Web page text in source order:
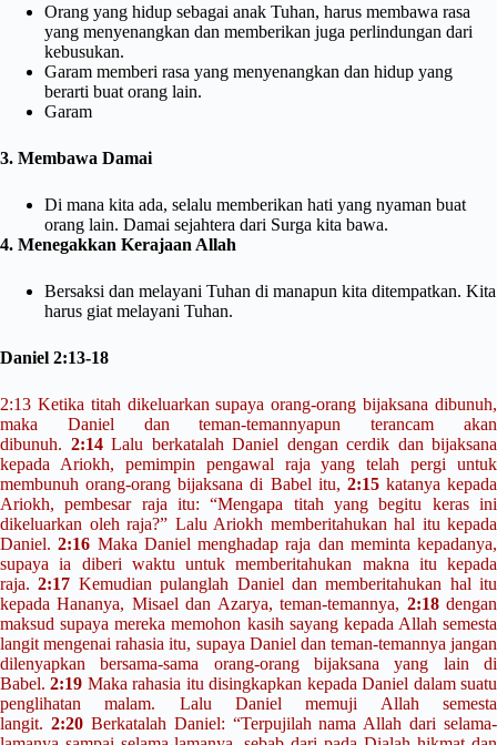
Orang yang hidup sebagai anak Tuhan, harus membawa rasa
yang menyenangkan dan memberikan juga perlindungan dari
kebusukan.
Garam memberi rasa yang menyenangkan dan hidup yang
berarti buat orang lain.
Garam
3. Membawa Damai
Di mana kita ada, selalu memberikan hati yang nyaman buat
orang lain. Damai sejahtera dari Surga kita bawa.
4. Menegakkan Kerajaan Allah
Bersaksi dan melayani Tuhan di manapun kita ditempatkan. Kita
harus giat melayani Tuhan.
Daniel 2:13-18
2:13 Ketika titah dikeluarkan supaya orang-orang bijaksana dibunuh,
maka Daniel dan teman-temannyapun terancam akan
dibunuh. 2:14Lalu berkatalah Daniel dengan cerdik dan bijaksana
kepada Ariokh, pemimpin pengawal raja yang telah pergi untuk
membunuh orang-orang bijaksana di Babel itu, 2:15katanya kepada
Ariokh, pembesar raja itu: “Mengapa titah yang begitu keras ini
dikeluarkan oleh raja?” Lalu Ariokh memberitahukan hal itu kepada
Daniel.2:16 Maka Daniel menghadap raja dan meminta kepadanya,
supaya ia diberi waktu untuk memberitahukan makna itu kepada
raja.2:17 Kemudian pulanglah Daniel dan memberitahukan hal itu
kepada Hananya, Misael dan Azarya, teman-temannya, 2:18dengan
maksud supaya mereka memohon kasih sayang kepada Allah semesta
langit mengenai rahasia itu, supaya Daniel dan teman-temannya jangan
dilenyapkan bersama-sama orang-orang bijaksana yang lain di
Babel.2:19 Maka rahasia itu disingkapkan kepada Daniel dalam suatu
penglihatan malam. Lalu Daniel memuji Allah semesta
langit. 2:20Berkatalah Daniel: “Terpujilah nama Allah dari selama-